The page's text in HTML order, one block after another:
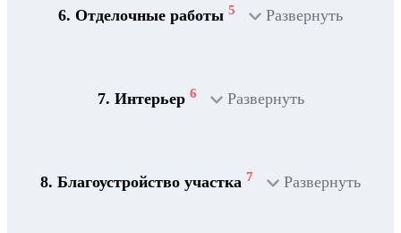
6. Отделочные работы 5 Развернуть
7. Интерьер 6 Развернуть
8. Благоустройство участка 7 Развернуть